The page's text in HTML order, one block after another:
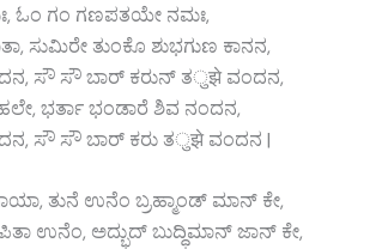
ಓಂ ಗಂ ಗಣಪತಯೇ ನಮಃ,
ಸುಮಿರೇ ತುಂಕೊ ಶುಭಗುಣ ಕಾನನ,
ಸೌ ಸೌ ಬಾರ್ ಕರುನ್ ತुझे ವಂದನ,
ಭರ್ತಾ ಭಂಡಾರೆ ಶಿವ ನಂದನ,
ಸೌ ಸೌ ಬಾರ್ ಕರು ತुझे ವಂದನ |
ತುನೆ ಉನೆಂ ಬ್ರಹ್ಮಾಂಡ್ ಮಾನ್ ಕೇ,
ಉನೆಂ, ಅದ್ಭುದ್ ಬುದ್ಧಿಮಾನ್ ಜಾನ್ ಕೇ,